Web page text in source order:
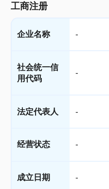
工商注册
企业名称 -
社会统一信
用代码
-
法定代表人 -
经营状态 -
成立日期 -